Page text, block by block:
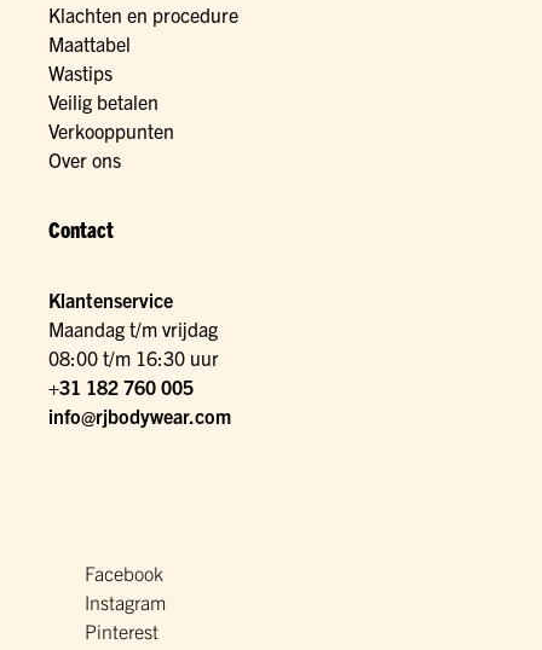
Klachten en procedure
Maattabel
Wastips
Veilig betalen
Verkooppunten
Over ons
Contact
Klantenservice
Maandag t/m vrijdag
08:00 t/m 16:30 uur
+31 182 760 005
info@rjbodywear.com
Facebook
Instagram
Pinterest